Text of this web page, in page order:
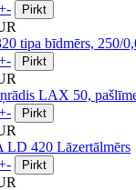
-
tipa bīdmērs, 250/
-
LAX 50,
-
420 Lāzertālmērs
-